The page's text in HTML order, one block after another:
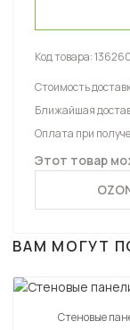
Код товара:
Стоимость
Ближайшая
Оплата при
Этот товар
ВАМ МОГУТ
Стеновые